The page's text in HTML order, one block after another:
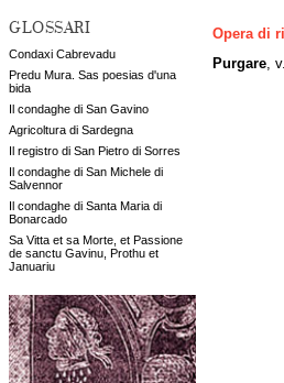
GLOSSARI
Condaxi Cabrevadu
Predu Mura. Sas poesias d'una
bida
Il condaghe di San Gavino
Agricoltura di Sardegna
Il registro di San Pietro di Sorres
Il condaghe di San Michele di
Salvennor
Il condaghe di Santa Maria di
Bonarcado
Sa Vitta et sa Morte, et Passione
de sanctu Gavinu, Prothu et
Januariu
Opera di
Purgare ,